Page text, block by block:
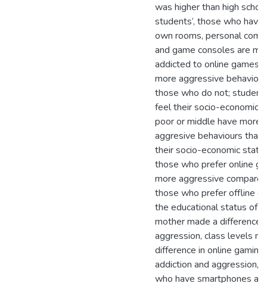
was higher than high
students’, those who have
own rooms, personal
and game consoles are
addicted to online games
more aggressive
those who do not;
feel their socio-economic
poor or middle have more
aggresive behaviours
their socio-economic
those who prefer online
more aggressive
those who prefer offline
the educational status of
mother made a difference
aggression, class levels
difference in online gaming
addiction and aggression,
who have smartphones